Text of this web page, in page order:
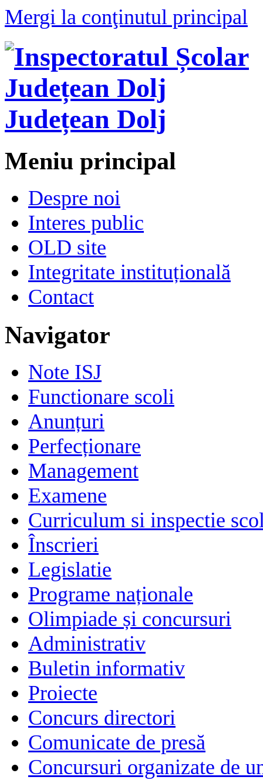
Mergi la conţinutul principal
Județean Dolj
Meniu principal
Despre noi
Interes public
OLD site
Integritate instituțională
Contact
Navigator
Note ISJ
Functionare scoli
Anunțuri
Perfecționare
Management
Examene
Curriculum si inspectie
Înscrieri
Legislatie
Programe naționale
Olimpiade și concursuri
Administrativ
Buletin informativ
Proiecte
Concurs directori
Comunicate de presă
Concursuri organizate de